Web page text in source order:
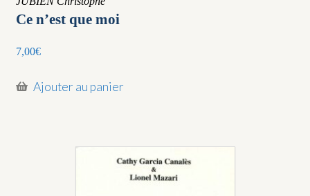
Ce n’est que moi
7,00€
Ajouter au panier